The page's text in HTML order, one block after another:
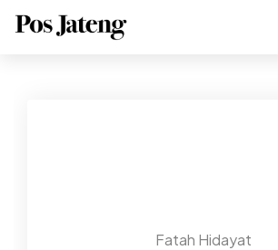
Fatah Hidayat